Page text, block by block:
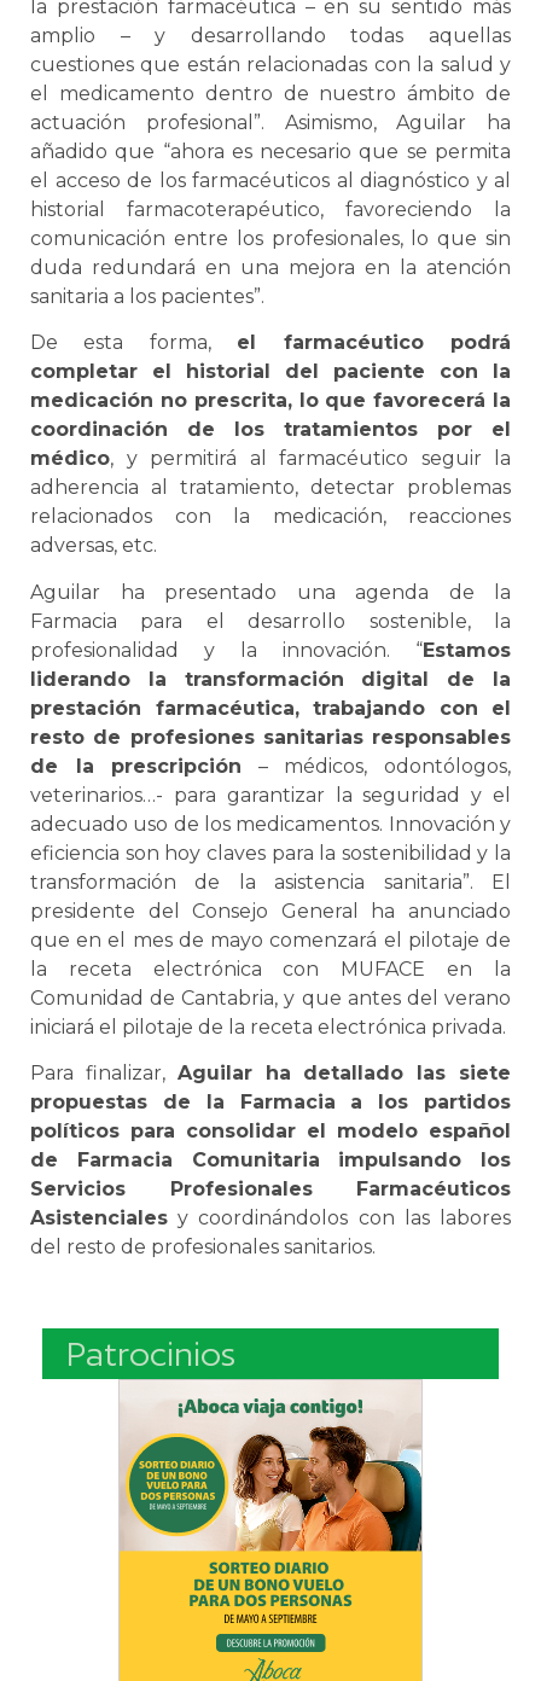
la prestación farmacéutica – en su sentido más
amplio – y desarrollando todas aquellas
cuestiones que están relacionadas con la salud y
el medicamento dentro de nuestro ámbito de
actuación profesional”. Asimismo, Aguilar ha
añadido que “ahora es necesario que se permita
el acceso de los farmacéuticos al diagnóstico y al
historial farmacoterapéutico, favoreciendo la
comunicación entre los profesionales, lo que sin
duda redundará en una mejora en la atención
sanitaria a los pacientes”.
De esta forma, el farmacéutico podrá
completar el historial del paciente con la
medicación no prescrita, lo que favorecerá la
coordinación de los tratamientos por el
médico, y permitirá al farmacéutico seguir la
adherencia al tratamiento, detectar problemas
relacionados con la medicación, reacciones
adversas, etc.
Aguilar ha presentado una agenda de la
Farmacia para el desarrollo sostenible, la
profesionalidad y la innovación. “Estamos
liderando la transformación digital de la
prestación farmacéutica, trabajando con el
resto de profesiones sanitarias responsables
de la prescripción – médicos, odontólogos,
veterinarios…- para garantizar la seguridad y el
adecuado uso de los medicamentos. Innovación y
eficiencia son hoy claves para la sostenibilidad y la
transformación de la asistencia sanitaria”. El
presidente del Consejo General ha anunciado
que en el mes de mayo comenzará el pilotaje de
la receta electrónica con MUFACE en la
Comunidad de Cantabria, y que antes del verano
iniciará el pilotaje de la receta electrónica privada.
Para finalizar, Aguilar ha detallado las siete
propuestas de la Farmacia a los partidos
políticos para consolidar el modelo español
de Farmacia Comunitaria impulsando los
Servicios Profesionales Farmacéuticos
Asistenciales y coordinándolos con las labores
del resto de profesionales sanitarios.
Patrocinios